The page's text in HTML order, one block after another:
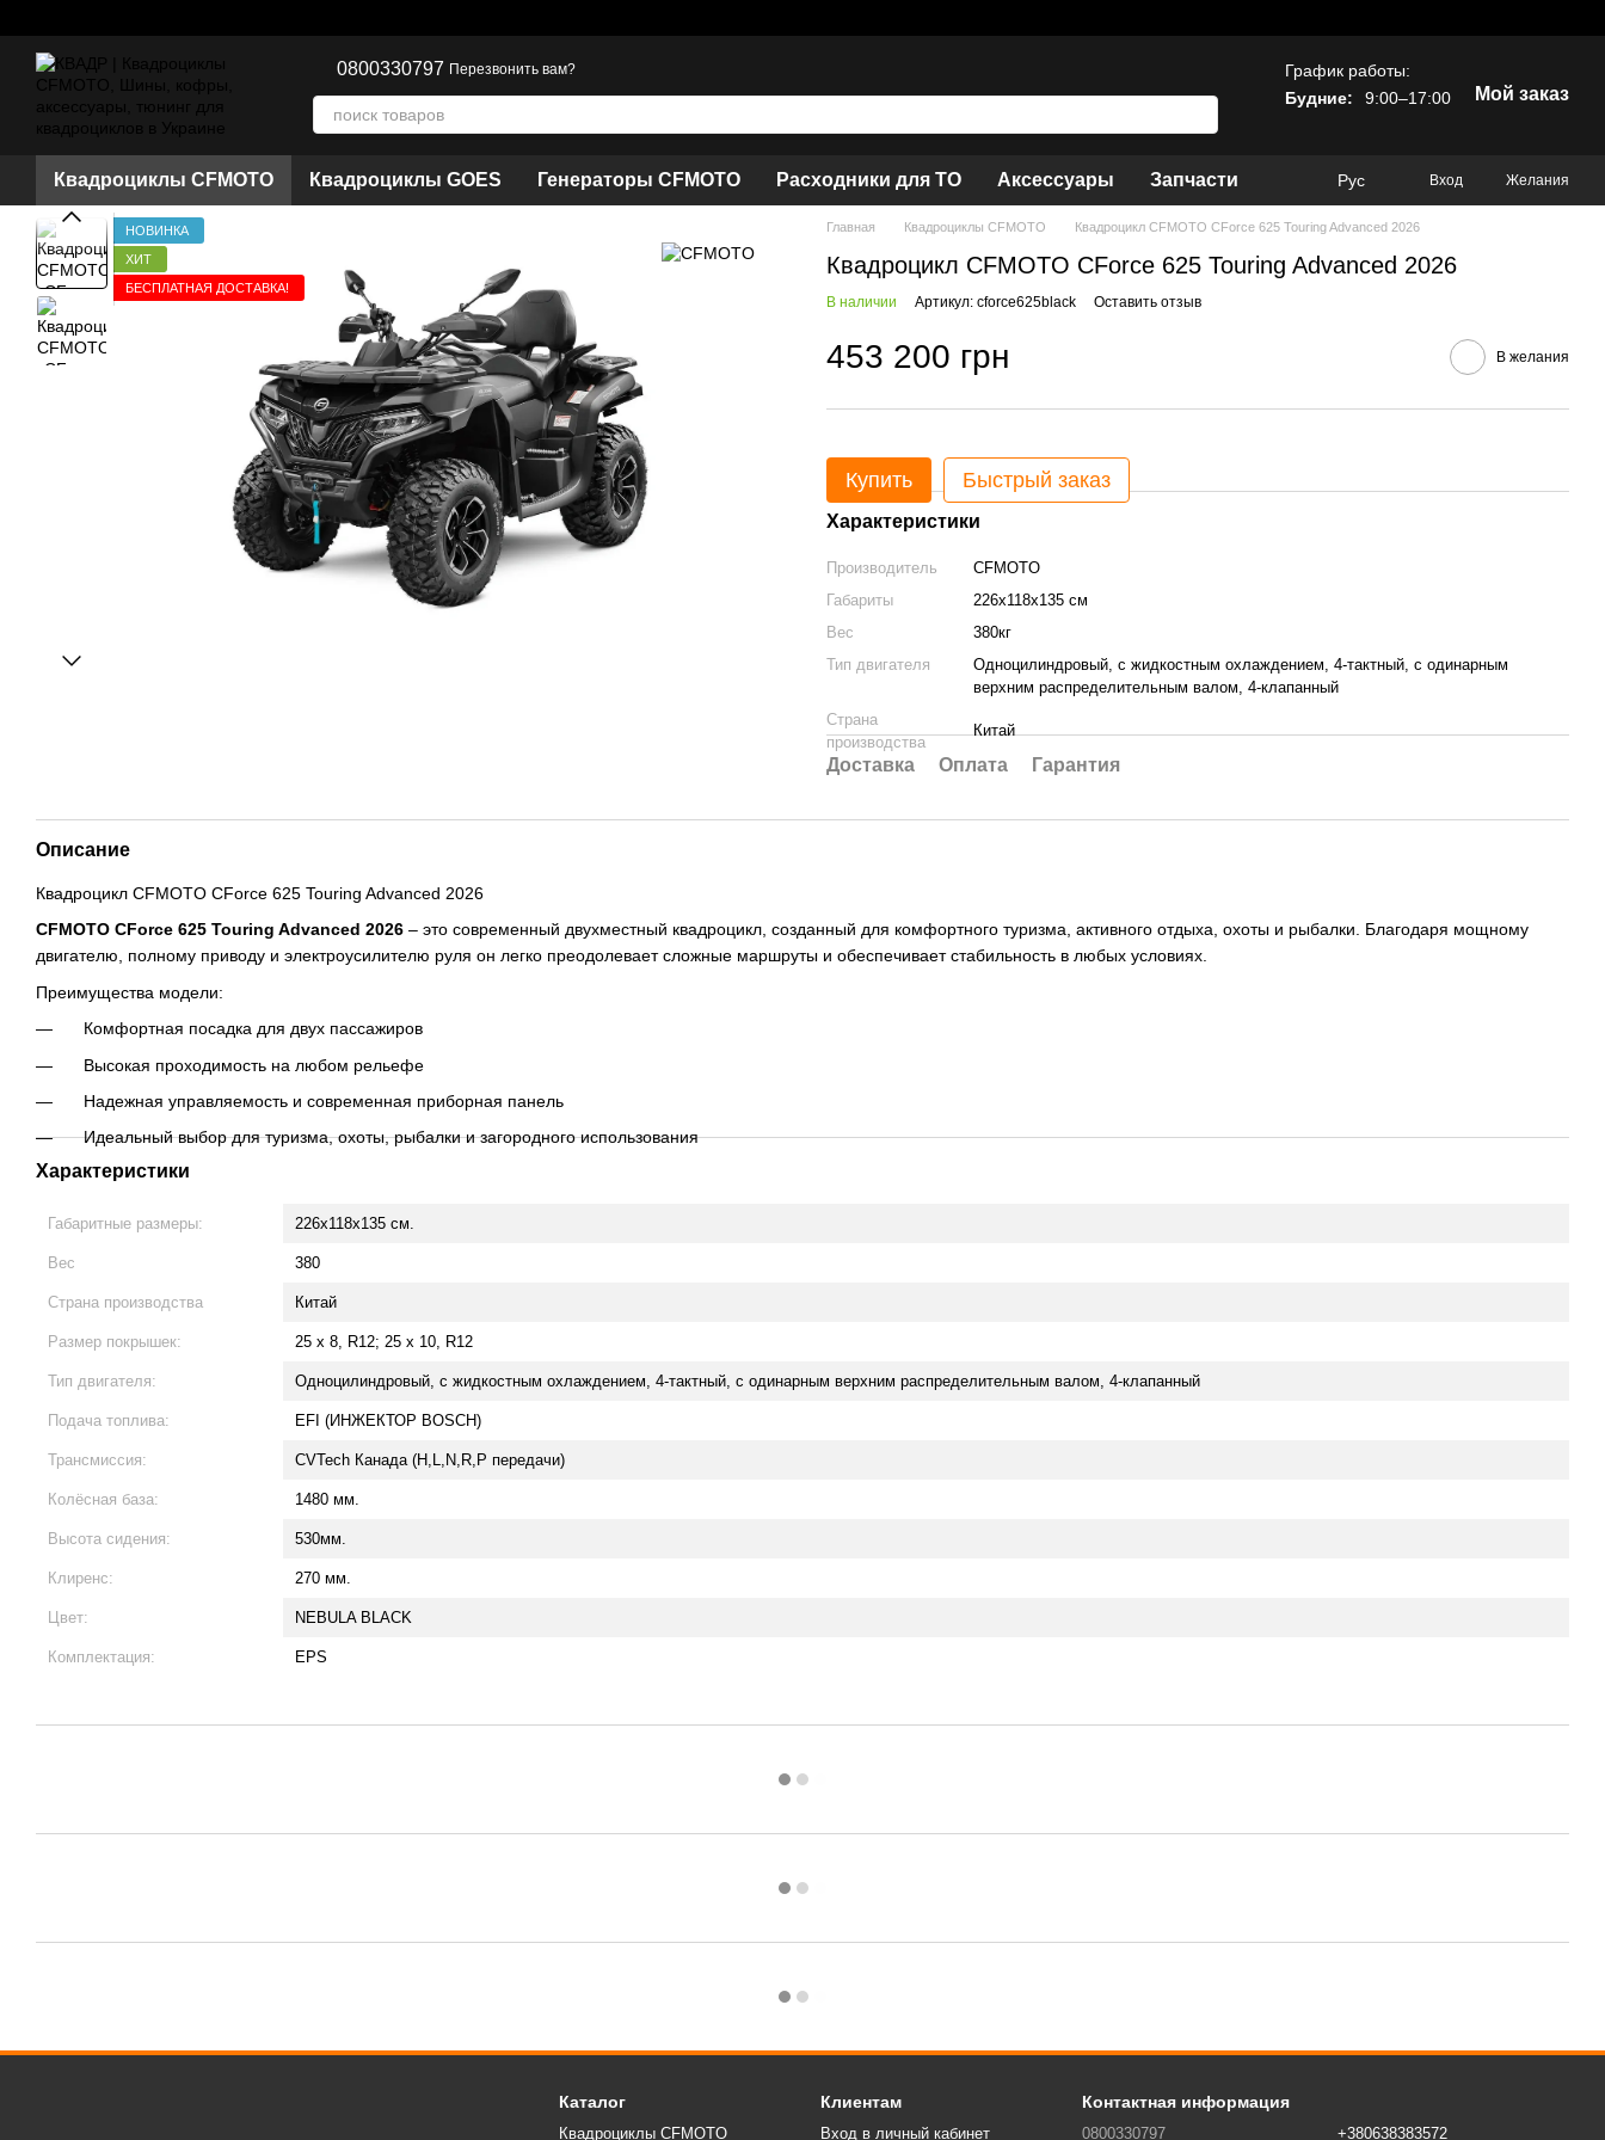
0800330797 Перезвонить вам?
График работы:
Будние:
9:00–17:00 Мой заказ
Квадроциклы CFMOTO Квадроциклы GOES Генераторы CFMOTO Расходники для ТО Аксессуары Запчасти Рус Вход Желания
НОВИНКА
ХИТ
БЕСПЛАТНАЯ ДОСТАВКА!
Главная Квадроциклы CFMOTO Квадроцикл CFMOTO CForce 625 Touring Advanced 2026
Квадроцикл CFMOTO CForce 625 Touring Advanced 2026
В наличии Артикул: cforce625black Оставить отзыв
453 200 грн В желания
Купить Быстрый заказ
Характеристики
Производитель
CFMOTO
Габариты
226x118x135 см
Вес
380кг
Тип двигателя
Одноцилиндровый, с жидкостным охлаждением, 4-тактный, с одинарным
верхним распределительным валом, 4-клапанный
Страна
производства
Китай
Доставка Оплата Гарантия
Описание
Квадроцикл CFMOTO CForce 625 Touring Advanced 2026
CFMOTO CForce 625 Touring Advanced 2026 – это современный двухместный квадроцикл, созданный для комфортного туризма, активного отдыха, охоты и рыбалки. Благодаря мощному
двигателю, полному приводу и электроусилителю руля он легко преодолевает сложные маршруты и обеспечивает стабильность в любых условиях.
Преимущества модели:
Комфортная посадка для двух пассажиров
Высокая проходимость на любом рельефе
Надежная управляемость и современная приборная панель
Идеальный выбор для туризма, охоты, рыбалки и загородного использования
Характеристики
Габаритные размеры: 226x118x135 см.
Вес 380
Страна производства Китай
Размер покрышек: 25 x 8, R12; 25 x 10, R12
Тип двигателя: Одноцилиндровый, с жидкостным охлаждением, 4-тактный, с одинарным верхним распределительным валом, 4-клапанный
Подача топлива: EFI (ИНЖЕКТОР BOSCH)
Трансмиссия: CVTech Канада (H,L,N,R,P передачи)
Колёсная база: 1480 мм.
Высота сидения: 530мм.
Клиренс: 270 мм.
Цвет: NEBULA BLACK
Комплектация: EPS
Каталог
Квадроциклы CFMOTO
Клиентам
Вход в личный кабинет
Контактная информация
0800330797 +380638383572